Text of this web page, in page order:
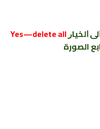
ﺍﻟﺨﻴﺎﺭYes—delete all
الصورة